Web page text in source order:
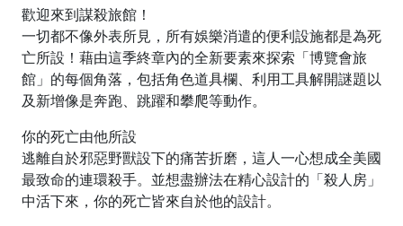
歡迎來到謀殺旅館！
一切都不像外表所見，所有娛樂消遣的便利設施都是為死
亡所設！藉由這季終章內的全新要素來探索「博覽會旅
館」的每個角落，包括角色道具欄、利用工具解開謎題以
及新增像是奔跑、跳躍和攀爬等動作。
你的死亡由他所設
逃離自於邪惡野獸設下的痛苦折磨，這人一心想成全美國
最致命的連環殺手。並想盡辦法在精心設計的「殺人房」
中活下來，你的死亡皆來自於他的設計。